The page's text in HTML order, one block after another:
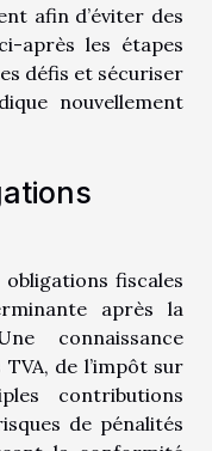
afin d’éviter des
après les étapes
défis et sécuriser
nouvellement
fiscales
après la
connaissance
de l’impôt sur
contributions
de pénalités